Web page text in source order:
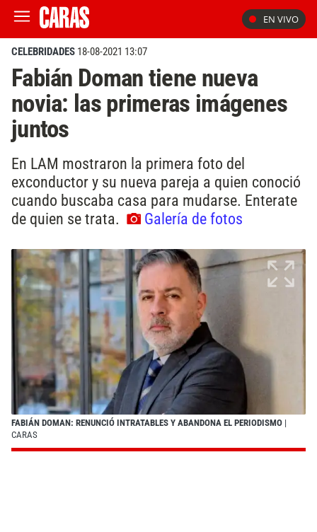
EN VIVO
CELEBRIDADES 18-08-2021 13:07
Fabián Doman tiene nueva
novia: las primeras imágenes
juntos
En LAM mostraron la primera foto del
exconductor y su nueva pareja a quien conoció
cuando buscaba casa para mudarse. Enterate
de quien se trata.
Galería de fotos
FABIÁN DOMAN: RENUNCIÓ INTRATABLES Y ABANDONA EL PERIODISMO |
CARAS